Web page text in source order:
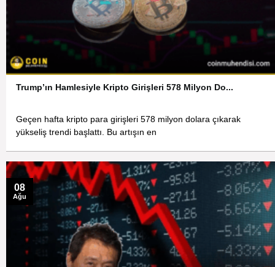
Trump’ın Hamlesiyle Kripto Girişleri 578 Milyon Do...
Geçen hafta kripto para girişleri 578 milyon dolara çıkarak
yükseliş trendi başlattı. Bu artışın en
08
Ağu